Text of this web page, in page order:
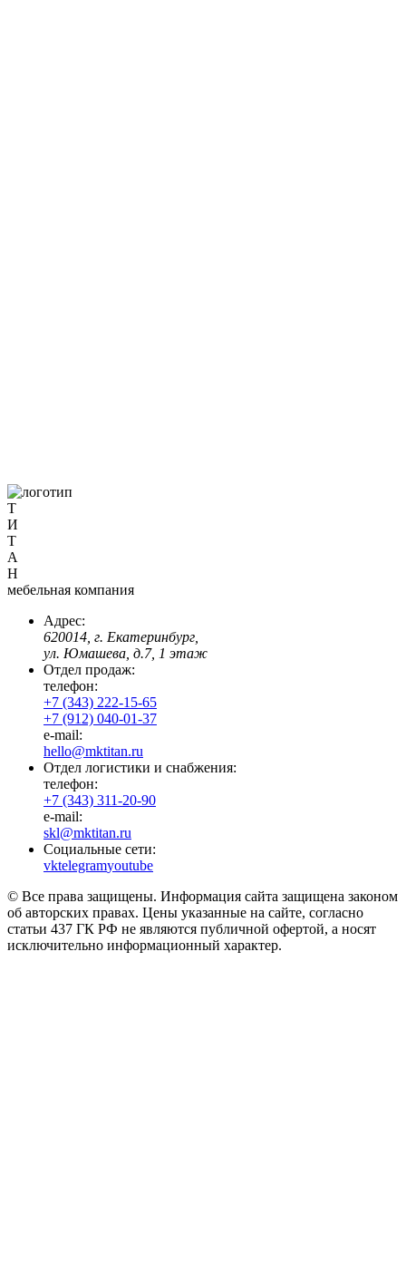
Т
И
Т
А
Н
мебельная компания
Адрес:
620014, г. Екатеринбург,
ул. Юмашева, д.7, 1 этаж
Отдел продаж:
телефон:
+7 (343) 222-15-65
+7 (912) 040-01-37
e-mail:
hello@mktitan.ru
Отдел логистики и снабжения:
телефон:
+7 (343) 311-20-90
e-mail:
skl@mktitan.ru
Социальные сети:
vktelegramyoutube
© Все права защищены. Информация сайта защищена законом
об авторских правах. Цены указанные на сайте, согласно
статьи 437 ГК РФ не являются публичной офертой, а носят
исключительно информационный характер.